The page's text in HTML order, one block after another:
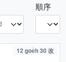
順序
12 goe̍h 30 改